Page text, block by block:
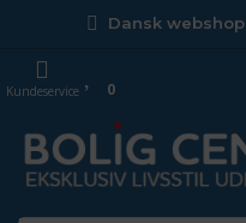
Dansk webshop
Kundeservice 0